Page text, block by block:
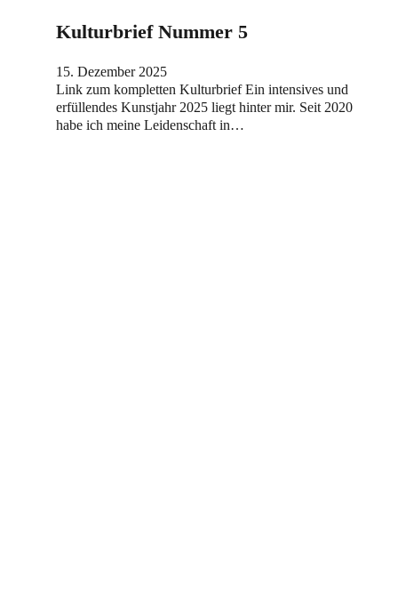
Kulturbrief Nummer 5
15. Dezember 2025
Link zum kompletten Kulturbrief Ein intensives und
erfüllendes Kunstjahr 2025 liegt hinter mir. Seit 2020
habe ich meine Leidenschaft in…